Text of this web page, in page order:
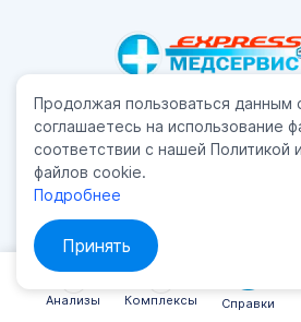
Лицензия №Л041-01148-78/
ООО
Лицензия №Л041-01148-78/
Медцентр
Лаборатория
Анализы Комплексы Справки
Продолжая пользоваться данным
соглашаетесь на использование
соответствии с нашей Политикой
файлов cookie.
Подробнее
Принять